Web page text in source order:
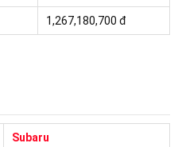
1,267,180,700 đ
Subaru